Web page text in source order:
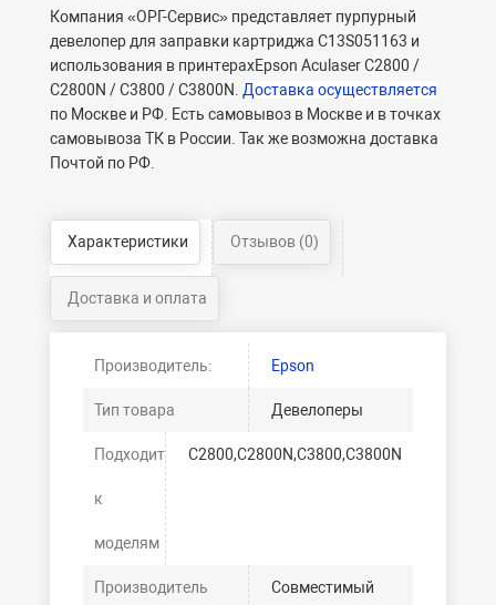
Компания «ОРГ-Cервис» представляет пурпурный
девелопер для заправки картриджа C13S051163 и
использования в принтерахEpson Aculaser C2800 /
C2800N / C3800 / C3800N. Доставка осуществляется
по Москве и РФ. Есть самовывоз в Москве и в точках
самовывоза ТК в России. Так же возможна доставка
Почтой по РФ.
Характеристики Отзывов (0)
Доставка и оплата
Производитель: Epson
Тип товара Девелоперы
Подходит
к
моделям
C2800,C2800N,C3800,C3800N
Производитель Совместимый